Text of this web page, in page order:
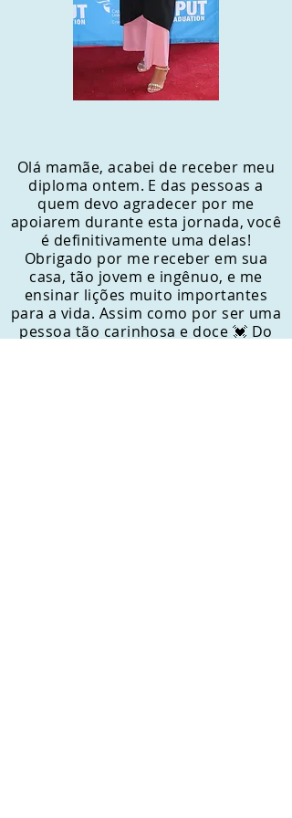
Olá mamãe, acabei de receber meu
diploma ontem. E das pessoas a
quem devo agradecer por me
apoiarem durante esta jornada, você
é definitivamente uma delas!
Obrigado por me receber em sua
casa, tão jovem e ingênuo, e me
ensinar lições muito importantes
para a vida. Assim como por ser uma
pessoa tão carinhosa e doce 💓 Do